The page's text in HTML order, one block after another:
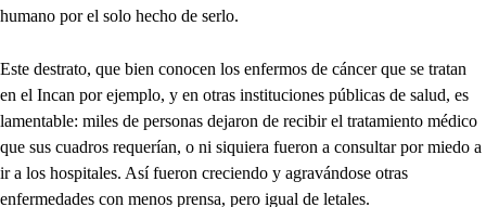
humano por el solo hecho de serlo.
Este destrato, que bien conocen los enfermos de cáncer que se tratan
en el Incan por ejemplo, y en otras instituciones públicas de salud, es
lamentable: miles de personas dejaron de recibir el tratamiento médico
que sus cuadros requerían, o ni siquiera fueron a consultar por miedo a
ir a los hospitales. Así fueron creciendo y agravándose otras
enfermedades con menos prensa, pero igual de letales.